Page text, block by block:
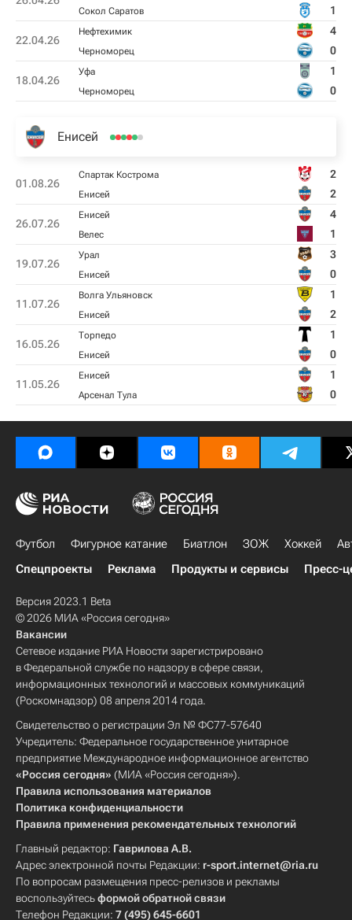
Сокол Саратов 1
22.04.26
Нефтехимик 4
Черноморец 0
18.04.26
Уфа 1
Черноморец 0
Енисей
01.08.26
Спартак Кострома 2
Енисей 2
26.07.26
Енисей 4
Велес 1
19.07.26
Урал 3
Енисей 0
11.07.26
Волга Ульяновск 1
Енисей 2
16.05.26
Торпедо 1
Енисей 0
11.05.26
Енисей 1
Арсенал Тула 0
Футбол Фигурное катание Биатлон ЗОЖ Хоккей
Спецпроекты
Реклама Продукты и сервисы Пресс-
Версия 2023.1 Beta
© 2026 МИА «Россия сегодня»
Вакансии
Сетевое издание РИА Новости зарегистрировано
в Федеральной службе по надзору в сфере связи,
информационных технологий и массовых коммуникаций
(Роскомнадзор) 08 апреля 2014 года.
Свидетельство о регистрации Эл № ФС77-57640
Учредитель: Федеральное государственное унитарное
предприятие Международное информационное агентство
«Россия сегодня» (МИА «Россия сегодня»).
Правила использования материалов
Политика конфиденциальности
Правила применения рекомендательных технологий
Главный редактор: Гаврилова А.В.
Адрес электронной почты Редакции: r-sport.internet@ria.ru
По вопросам размещения пресс-релизов и рекламы
воспользуйтесьформой обратной связи
Телефон Редакции: 7 (495) 645-6601